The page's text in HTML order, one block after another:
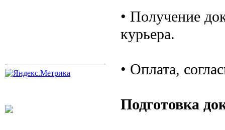
• Получение
курьера.
• Оплата,
Подготовка